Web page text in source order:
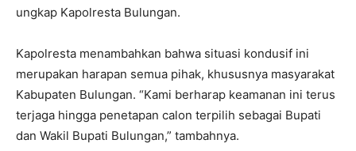
ungkap Kapolresta Bulungan.
Kapolresta menambahkan bahwa situasi kondusif ini
merupakan harapan semua pihak, khususnya masyarakat
Kabupaten Bulungan. “Kami berharap keamanan ini terus
terjaga hingga penetapan calon terpilih sebagai Bupati
dan Wakil Bupati Bulungan,” tambahnya.